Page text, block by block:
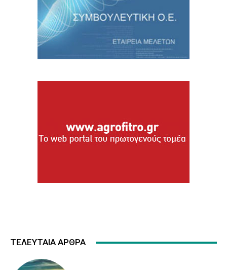
ΤΕΛΕΥΤΑΙΑ ΑΡΘΡΑ